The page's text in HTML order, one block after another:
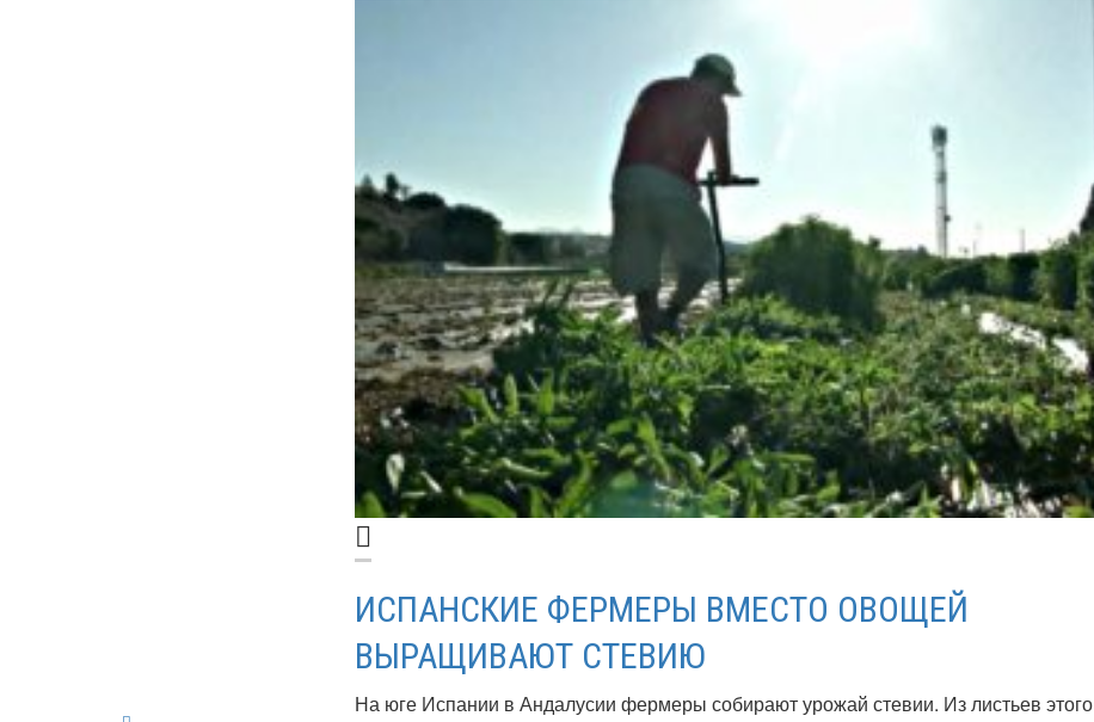
ИСПАНСКИЕ ФЕРМЕРЫ ВМЕСТО ОВОЩЕЙ
ВЫРАЩИВАЮТ СТЕВИЮ
На юге Испании в Андалусии фермеры собирают урожай стевии. Из листьев этого